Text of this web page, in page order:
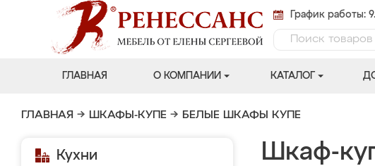
График работы:
ГЛАВНАЯ О КОМПАНИИ КАТАЛОГ
ГЛАВНАЯ → ШКАФЫ-КУПЕ → БЕЛЫЕ ШКАФЫ КУПЕ
Кухни Шкаф-